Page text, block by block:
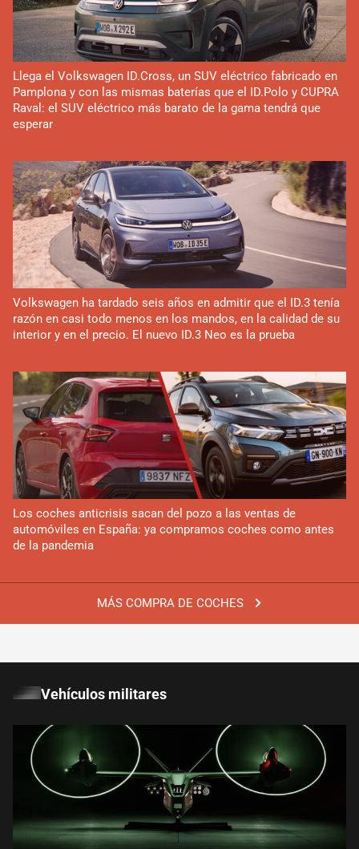
MÁS COMPRA DE COCHES
Llega el Volkswagen ID.Cross, un SUV eléctrico fabricado en
Pamplona y con las mismas baterías que el ID.Polo y CUPRA
Raval: el SUV eléctrico más barato de la gama tendrá que
esperar
Volkswagen ha tardado seis años en admitir que el ID.3 tenía
razón en casi todo menos en los mandos, en la calidad de su
interior y en el precio. El nuevo ID.3 Neo es la prueba
Los coches anticrisis sacan del pozo a las ventas de
automóviles en España: ya compramos coches como antes
de la pandemia
Vehículos militares